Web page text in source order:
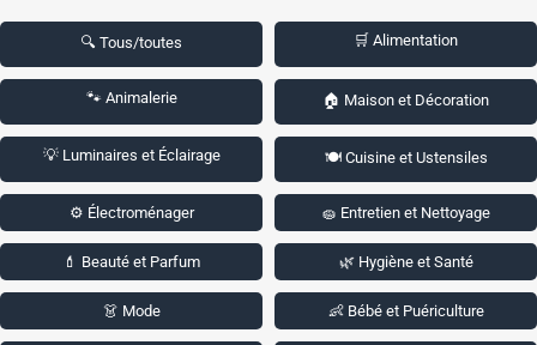
🔍 Tous/toutes 🛒 Alimentation
🐾 Animalerie 🏠 Maison et Décoration
💡 Luminaires et Éclairage 🍽️ Cuisine et Ustensiles
⚙️ Électroménager 🧽 Entretien et Nettoyage
💄 Beauté et Parfum 🌿 Hygiène et Santé
👗 Mode 👶 Bébé et Puériculture